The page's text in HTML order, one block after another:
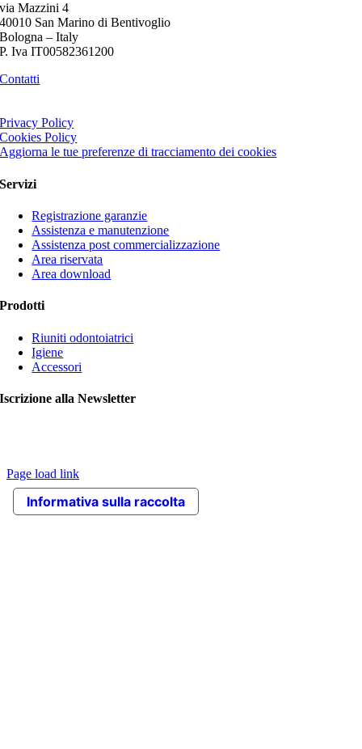
via Mazzini 4
40010 San Marino di Bentivoglio
Bologna – Italy
P. Iva IT00582361200
Contatti
Privacy Policy
Cookies Policy
Aggiorna le tue preferenze di tracciamento dei cookies
Servizi
Registrazione garanzie
Assistenza e manutenzione
Assistenza post commercializzazione
Area riservata
Area download
Prodotti
Riuniti odontoiatrici
Igiene
Accessori
Iscrizione alla Newsletter
Page load link
Torna
cima
Informativa sulla raccolta